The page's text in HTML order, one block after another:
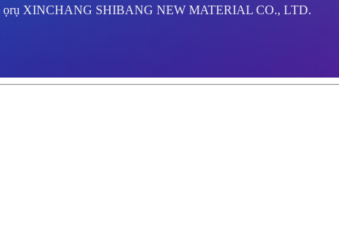
ọrụ XINCHANG SHIBANG NEW MATERIAL CO., LTD.